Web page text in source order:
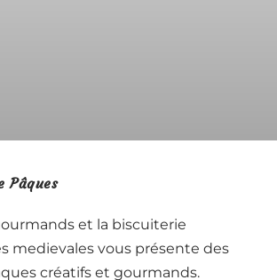
Pâques
et la biscuiterie
medievales vous présente des
créatifs et gourmands.